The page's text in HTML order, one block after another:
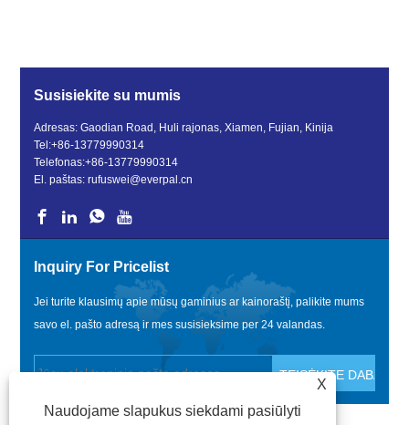
Susisiekite su mumis
Adresas: Gaodian Road, Huli rajonas, Xiamen, Fujian, Kinija
Tel:+86-13779990314
Telefonas:+86-13779990314
El. paštas:rufuswei@everpal.cn
Inquiry For Pricelist
Jei turite klausimų apie mūsų gaminius ar kainoraštį, palikite mums
savo el. pašto adresą ir mes susisieksime per 24 valandas.
X
Naudojame slapukus siekdami pasiūlyti